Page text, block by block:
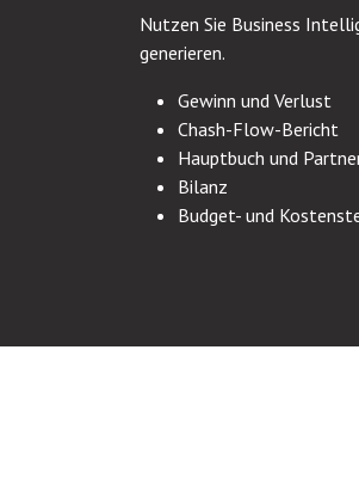
Nutzen Sie Business
generieren.
Gewinn und Verlust
Chash-Flow-Bericht
Hauptbuch und
Bilanz
Budget- und